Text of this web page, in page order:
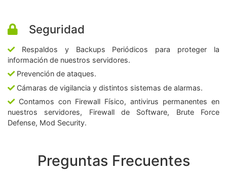
Seguridad
Respaldos y Backups Periódicos para proteger la
información de nuestros servidores.
Prevención de ataques.
Cámaras de vigilancia y distintos sistemas de alarmas.
Contamos con Firewall Físico, antivirus permanentes en
nuestros servidores, Firewall de Software, Brute Force
Defense, Mod Security.
Preguntas Frecuentes